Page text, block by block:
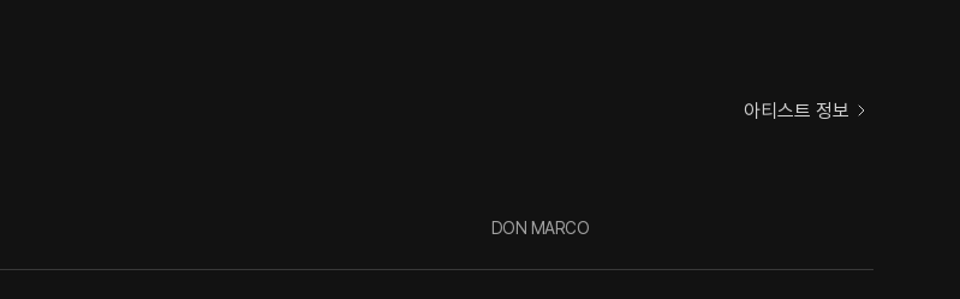
아티스트 정보
DON MARCO